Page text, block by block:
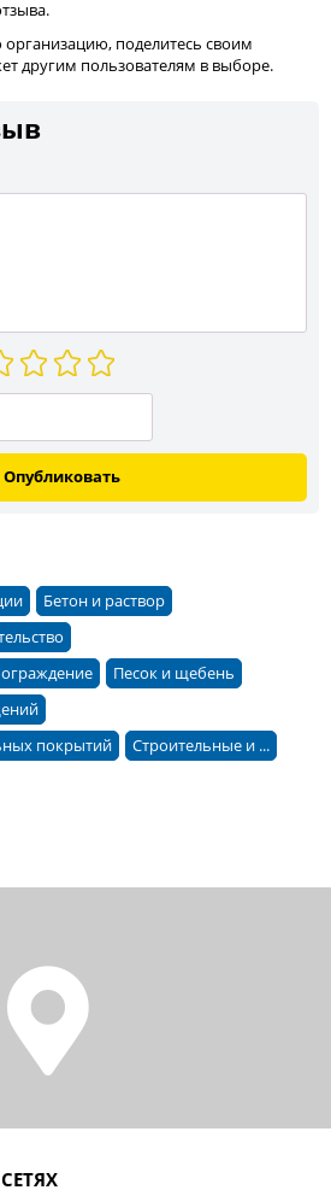
поделитесь своим
другим пользователям в выборе.
Опубликовать
Бетон и раствор
Песок и щебень
покрытий
Строительные и ...